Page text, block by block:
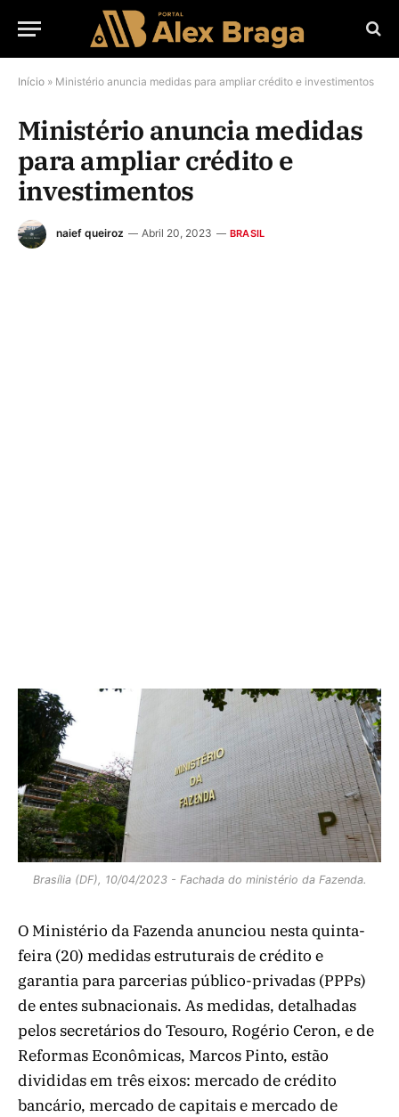
Início » Ministério anuncia medidas para ampliar crédito e investimentos
Ministério anuncia medidas
para ampliar crédito e
investimentos
naief queiroz Abril 20, 2023 BRASIL
Brasília (DF), 10/04/2023 - Fachada do ministério da Fazenda.
O Ministério da Fazenda anunciou nesta quinta-
feira (20) medidas estruturais de crédito e
garantia para parcerias público-privadas (PPPs)
de entes subnacionais. As medidas, detalhadas
pelos secretários do Tesouro, Rogério Ceron, e de
Reformas Econômicas, Marcos Pinto, estão
divididas em três eixos: mercado de crédito
bancário, mercado de capitais e mercado de